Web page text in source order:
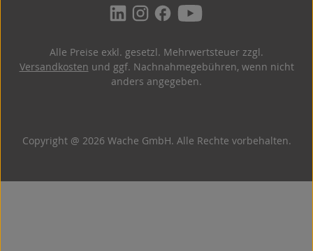
Copyright @ 2026 Wache GmbH. Alle Rechte vorbehalten.
Alle Preise exkl. gesetzl. Mehrwertsteuer zzgl.
Versandkosten und ggf. Nachnahmegebühren, wenn nicht
anders angegeben.